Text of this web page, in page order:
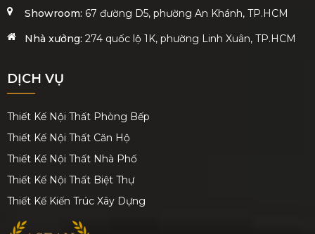
Showroom: 67 đường D5, phường An Khánh, TP.HCM
Nhà xưởng: 274 quốc lộ 1K, phường Linh Xuân, TP.HCM
DỊCH VỤ
Thiết Kế Nội Thất Phòng Bếp
Thiết Kế Nội Thất Căn Hộ
Thiết Kế Nội Thất Nhà Phố
Thiết Kế Nội Thất Biệt Thự
Thiết Kế Kiến Trúc Xây Dựng